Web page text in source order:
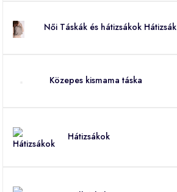
Női Táskák és hátizsákok Hátizsák
Közepes kismama táska
Hátizsákok